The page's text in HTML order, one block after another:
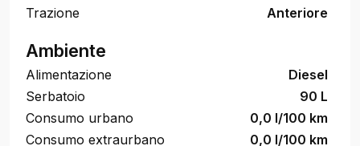
Trazione
Anteriore
Ambiente
Alimentazione
Diesel
Serbatoio
90 L
Consumo urbano
0,0 l/100 km
Consumo extraurbano
0,0 l/100 km